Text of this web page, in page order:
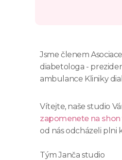
Jsme členem
diabetologa -
ambulance Kliniky
Vítejte, naše studio
zapomenete na shon
od nás odcházeli plni
Tým Janča studio